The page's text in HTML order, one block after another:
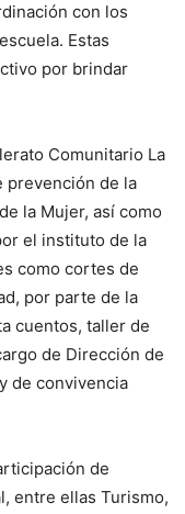
con los
Estas
por brindar
Comunitario La
prevención de la
la Mujer, así como
el instituto de la
como cortes de
por parte de la
cuentos, taller de
de Dirección de
de convivencia
de
entre ellas Turismo,